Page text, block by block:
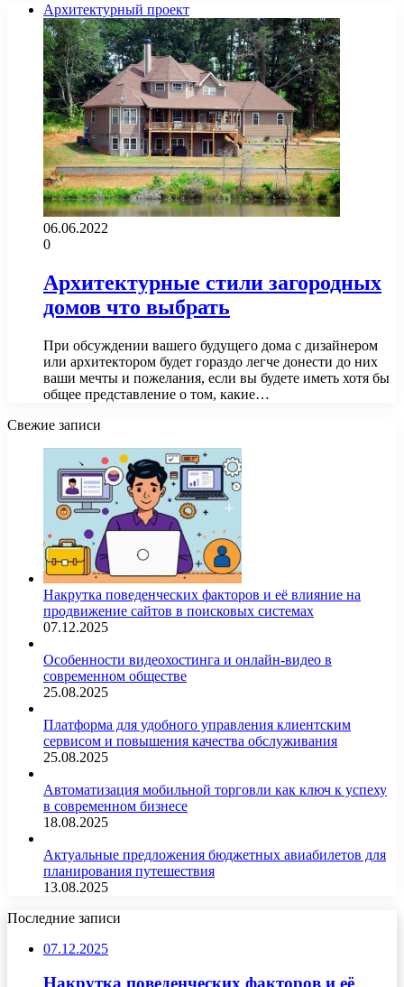
Архитектурный проект
06.06.2022
0
Архитектурные стили загородных
домов что выбрать
При обсуждении вашего будущего дома с дизайнером
или архитектором будет гораздо легче донести до них
ваши мечты и пожелания, если вы будете иметь хотя бы
общее представление о том, какие…
Свежие записи
Накрутка поведенческих факторов и её влияние на
продвижение сайтов в поисковых системах
07.12.2025
Особенности видеохостинга и онлайн-видео в
современном обществе
25.08.2025
Платформа для удобного управления клиентским
сервисом и повышения качества обслуживания
25.08.2025
Автоматизация мобильной торговли как ключ к успеху
в современном бизнесе
18.08.2025
Актуальные предложения бюджетных авиабилетов для
планирования путешествия
13.08.2025
Последние записи
07.12.2025